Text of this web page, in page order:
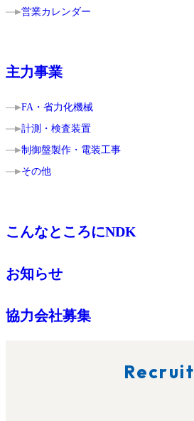
営業カレンダー
主力事業
FA・省力化機械
計測・検査装置
制御盤製作・電装工事
その他
こんなところにNDK
お知らせ
協力会社募集
Recruit